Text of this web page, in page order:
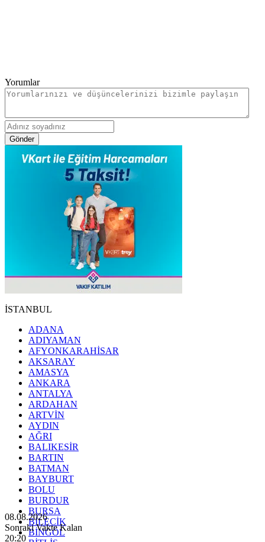
Yorumlar
Gönder
İSTANBUL
ADANA
ADIYAMAN
AFYONKARAHİSAR
AKSARAY
AMASYA
ANKARA
ANTALYA
ARDAHAN
ARTVİN
AYDIN
AĞRI
BALIKESİR
BARTIN
BATMAN
BAYBURT
BOLU
BURDUR
BURSA
BİLECİK
BİNGÖL
08.08.2026
Sonraki Vakte Kalan
20:18